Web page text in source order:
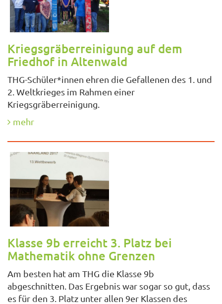
Kriegsgräberreinigung auf dem
Friedhof in Altenwald
THG-Schüler*innen ehren die Gefallenen des 1. und
2. Weltkrieges im Rahmen einer
Kriegsgräberreinigung.
mehr
Klasse 9b erreicht 3. Platz bei
Mathematik ohne Grenzen
Am besten hat am THG die Klasse 9b
abgeschnitten. Das Ergebnis war sogar so gut, dass
es für den 3. Platz unter allen 9er Klassen des